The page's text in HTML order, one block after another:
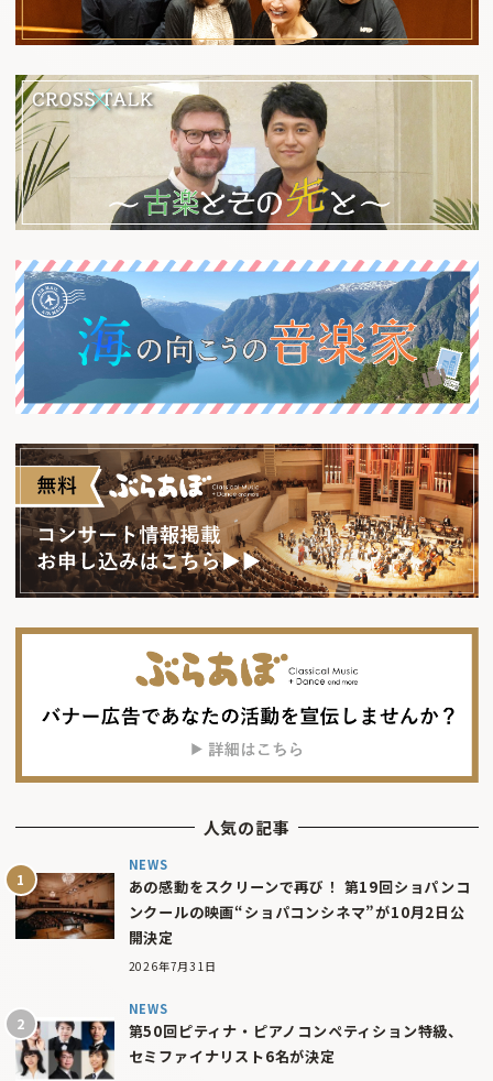
人気の記事
NEWS
あの感動をスクリーンで再び！ 第19回ショパンコ
ンクールの映画“ショパコンシネマ”が10月2日公
開決定
2026年7月31日
NEWS
第50回ピティナ・ピアノコンペティション特級、
セミファイナリスト6名が決定